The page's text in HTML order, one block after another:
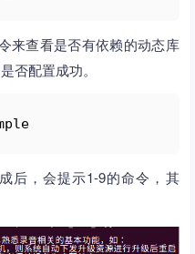
来查看是否有依赖的动态库
否配置成功。
后，会提示1-9的命令，其